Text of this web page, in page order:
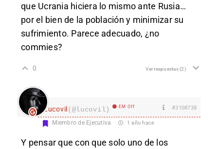
que Ucrania hiciera lo mismo ante Rusia…
por el bien de la población y minimizar su
sufrimiento. Parece adecuado, ¿no
commies?
0 Ver respuestas(2)
Lucovil(@lucovil) EM Off #3108738
Miembro de Ejecutiva 1 año hace
Y pensar que con que solo uno de los